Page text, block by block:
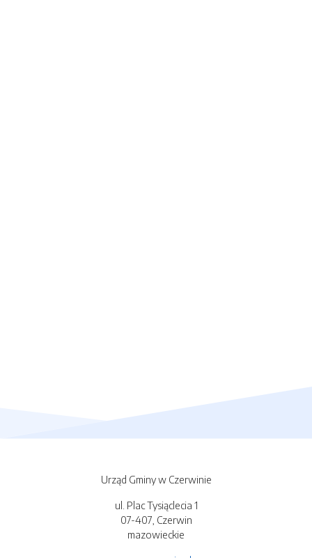
Urząd Gminy w Czerwinie
ul. Plac Tysiąclecia 1
07-407, Czerwin
mazowieckie